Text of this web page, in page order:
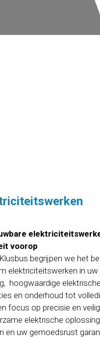
voorop
begrijpen we het
elektriciteitswerken in
hoogwaardige
en onderhoud tot
focus op precisie en
elektrische
en uw gemoedsrust